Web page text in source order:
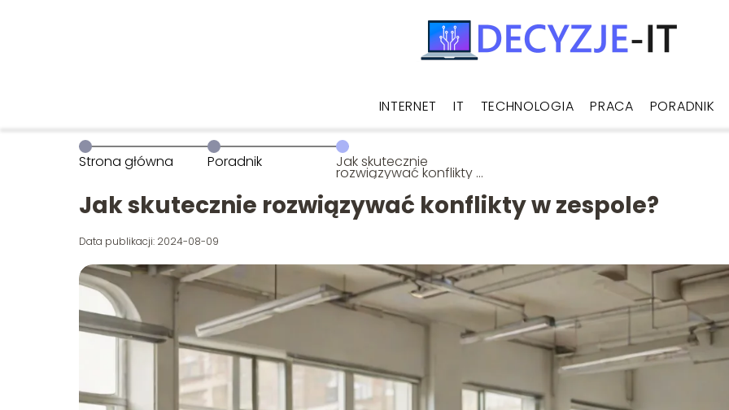
INTERNET IT TECHNOLOGIA PRACA PORADNIK
Strona główna Poradnik Jak skutecznie
rozwiązywać konflikty w
zespole?
Jak skutecznie rozwiązywać konflikty w zespole?
Data publikacji: 2024-08-09